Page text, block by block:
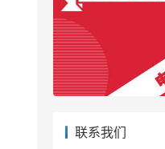
联系我们